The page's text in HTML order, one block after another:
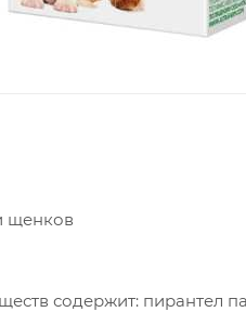
щенков
содержит: пирантел